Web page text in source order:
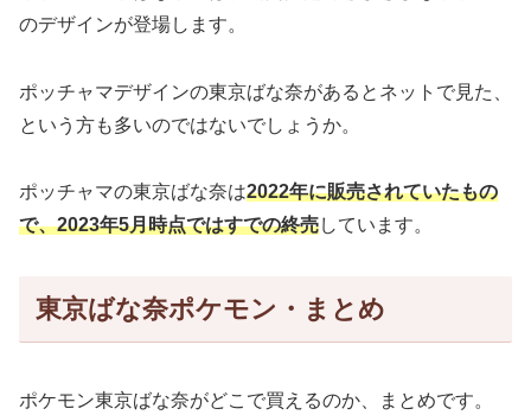
のデザインが登場します。
ポッチャマデザインの東京ばな奈があるとネットで見た、
という方も多いのではないでしょうか。
ポッチャマの東京ばな奈は2022年に販売されていたもの
で、2023年5月時点ではすでの終売しています。
東京ばな奈ポケモン・まとめ
ポケモン東京ばな奈がどこで買えるのか、まとめです。